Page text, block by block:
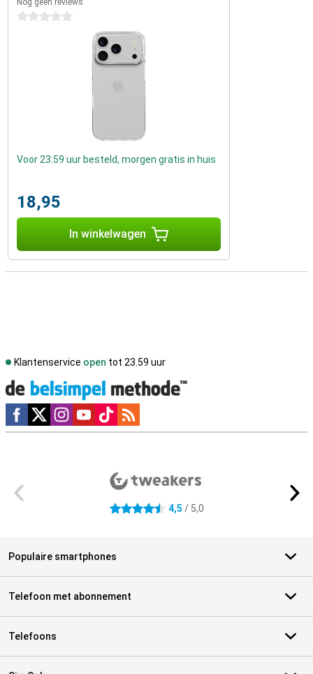
Nog geen reviews
0 sterren
Voor 23:59 uur besteld, morgen gratis in huis
18,95
In winkelwagen
Klantenservice open tot 23.59 uur
Social media
4.5 sterren 4,5 / 5,0
Populaire smartphones
Telefoon met abonnement
Telefoons